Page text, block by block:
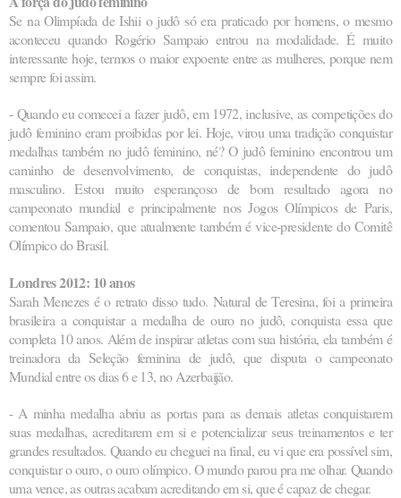
Se na Olimpíada de Ishii o judô só era praticado por homens, o mesmo
aconteceu quando Rogério Sampaio entrou na modalidade. É muito
interessante hoje, termos o maior expoente entre as mulheres, porque nem
sempre foi assim.
- Quando eu comecei a fazer judô, em 1972, inclusive, as competições do
judô feminino eram proibidas por lei. Hoje, virou uma tradição conquistar
medalhas também no judô feminino, né? O judô feminino encontrou um
caminho de desenvolvimento, de conquistas, independente do judô
masculino. Estou muito esperançoso de bom resultado agora no
campeonato mundial e principalmente nos Jogos Olímpicos de Paris,
comentou Sampaio, que atualmente também é vice-presidente do Comitê
Olímpico do Brasil.
Londres 2012: 10 anos
Sarah Menezes é o retrato disso tudo. Natural de Teresina, foi a primeira
brasileira a conquistar a medalha de ouro no judô, conquista essa que
completa 10 anos. Além de inspirar atletas com sua história, ela também é
treinadora da Seleção feminina de judô, que disputa o campeonato
Mundial entre os dias 6 e 13, no Azerbaijão.
- A minha medalha abriu as portas para as demais atletas conquistarem
suas medalhas, acreditarem em si e potencializar seus treinamentos e ter
grandes resultados. Quando eu cheguei na final, eu vi que era possível sim,
conquistar o ouro, o ouro olímpico. O mundo parou pra me olhar. Quando
uma vence, as outras acabam acreditando em si, que é capaz de chegar.